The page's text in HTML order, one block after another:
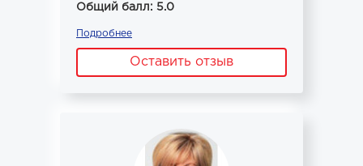
Общий балл: 5.0
Подробнее
Оставить отзыв